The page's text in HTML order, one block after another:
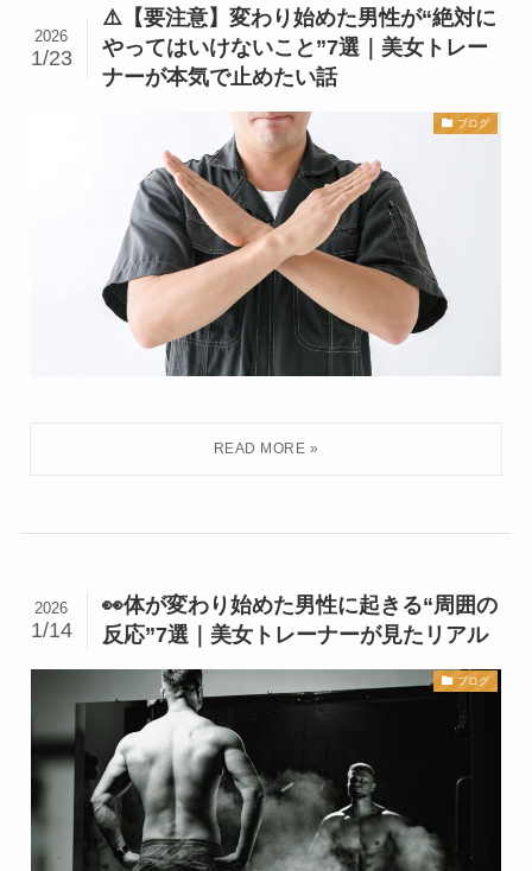
⚠️【要注意】変わり始めた男性が“絶対に
やってはいけないこと”7選｜美女トレー
ナーが本気で止めたい話
2026
1/23
ブログ
👀体が変わり始めた男性に起きる“周囲の
反応”7選｜美女トレーナーが見たリアル
2026
1/14
ブログ